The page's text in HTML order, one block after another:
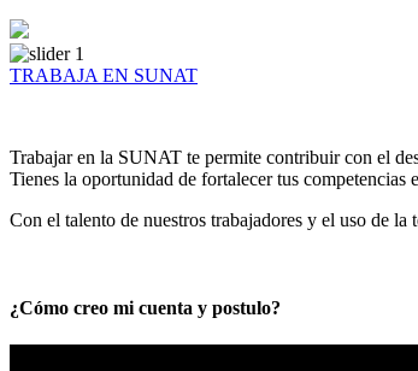
TRABAJA EN SUNAT
Trabajar en la SUNAT te permite contribuir con el
Tienes la oportunidad de fortalecer tus
Con el talento de nuestros trabajadores y el uso de
¿Cómo creo mi cuenta y postulo?